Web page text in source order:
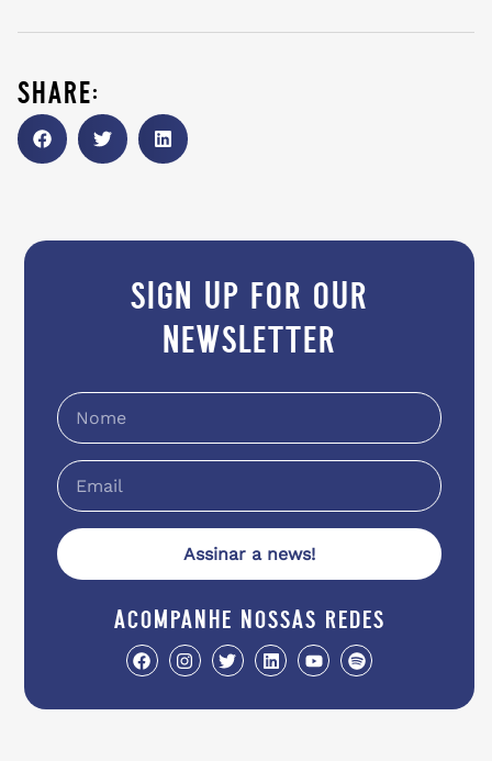
share:
sign up for our
newsletter
Assinar a news!
acompanhe nossas redes